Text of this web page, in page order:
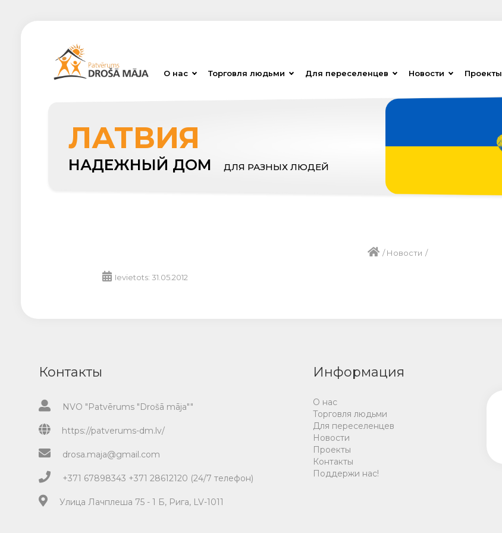
О нас Торговля людьми Для переселенцев Новости Проекты
ЛАТВИЯ
НАДЕЖНЫЙ ДОМ ДЛЯ РАЗНЫХ ЛЮДЕЙ
/Новости /
Ievietots: 31.05.2012
Контакты
NVO "Patvērums "Drošā māja""
https://patverums-dm.lv/
drosa.maja@gmail.com
+371 67898343 +371 28612120 (24/7 телефон)
Улица Лачплеша 75 - 1 Б, Рига, LV-1011
Информация
О нас
Торговля людьми
Для переселенцев
Новости
Проекты
Контакты
Поддержи нас!